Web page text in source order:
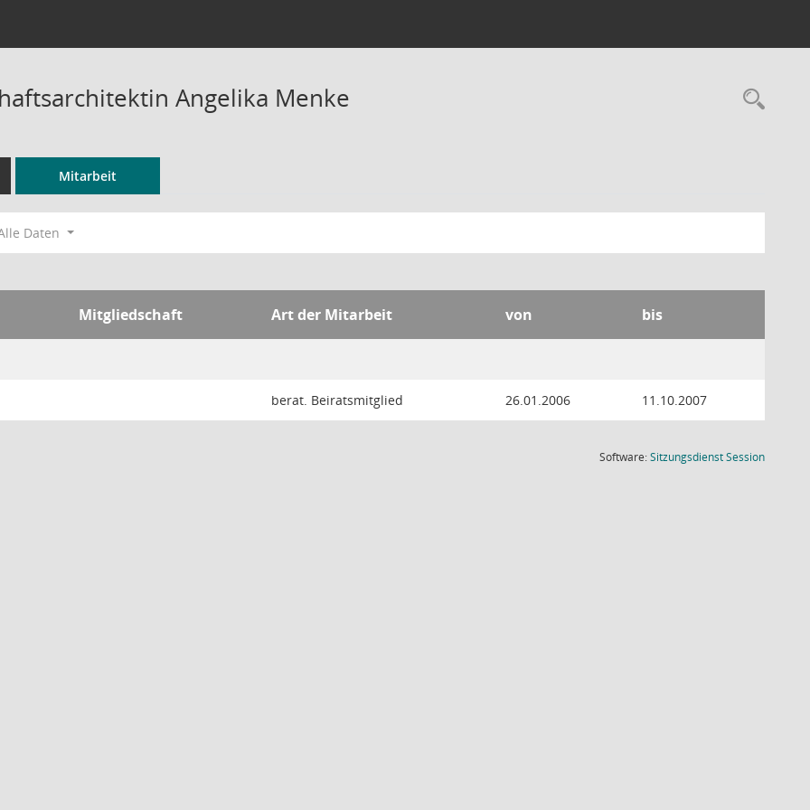
Angelika Menke
Mitarbeit
Daten
Mitgliedschaft Art der Mitarbeit von bis
berat. Beiratsmitglied 26.01.2006 11.10.2007
Software:SitzungsdienstSession(Wird in